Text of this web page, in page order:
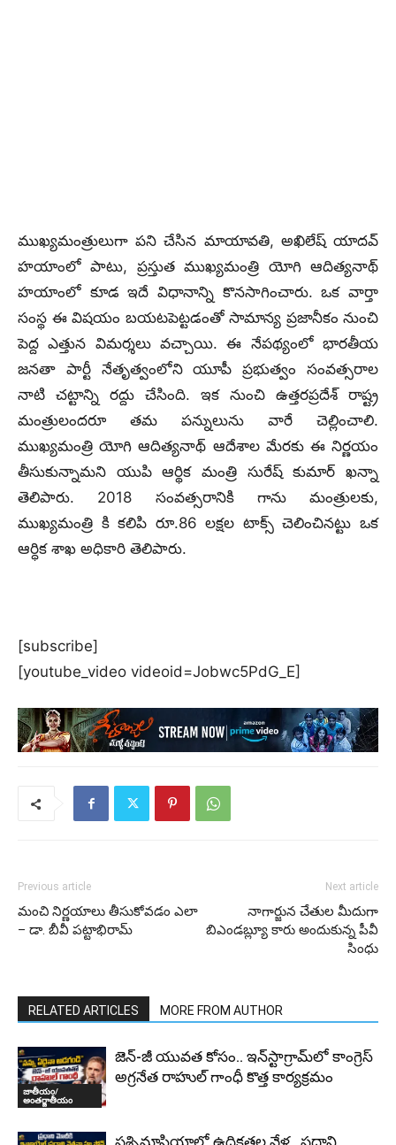
ముఖ్యమంత్రులుగా పని చేసిన మాయావతి, అఖిలేష్ యాదవ్
హయాంలో పాటు, ప్రస్తుత ముఖ్యమంత్రి యోగి ఆదిత్యనాథ్
హయాంలో కూడ ఇదే విధానాన్ని కొనసాగించారు. ఒక వార్తా
సంస్థ ఈ విషయం బయటపెట్టడంతో సామాన్య ప్రజానీకం నుంచి
పెద్ద ఎత్తున విమర్శలు వచ్చాయి. ఈ నేపథ్యంలో భారతీయ
జనతా పార్టీ నేతృత్వంలోని యూపీ ప్రభుత్వం సంవత్సరాల
నాటి చట్టాన్ని రద్దు చేసింది. ఇక నుంచి ఉత్తరప్రదేశ్ రాష్ట్ర
మంత్రులందరూ తమ పన్నులును వారే చెల్లించాలి.
ముఖ్యమంత్రి యోగి ఆదిత్యనాథ్ ఆదేశాల మేరకు ఈ నిర్ణయం
తీసుకున్నామని యుపి ఆర్థిక మంత్రి సురేష్ కుమార్ ఖన్నా
తెలిపారు. 2018 సంవత్సరానికి గాను మంత్రులకు,
ముఖ్యమంత్రి కి కలిపి రూ.86 లక్షల టాక్స్ చెలించినట్టు ఒక
ఆర్ధిక శాఖ అధికారి తెలిపారు.
[subscribe]
[youtube_video videoid=Jobwc5PdG_E]
Previous article
మంచి నిర్ణయాలు తీసుకోవడం ఎలా
– డా. బీవీ పట్టాభిరామ్
Next article
నాగార్జున చేతుల మీదుగా
బిఎండబ్ల్యూ కారు అందుకున్న పీవీ
సింధు
RELATED ARTICLES MORE FROM AUTHOR
జాతీయం/
అంతర్జాతీయం
జెన్-జీ యువత కోసం.. ఇన్‌స్టాగ్రామ్‌లో కాంగ్రెస్
అగ్రనేత రాహుల్ గాంధీ కొత్త కార్యక్రమం